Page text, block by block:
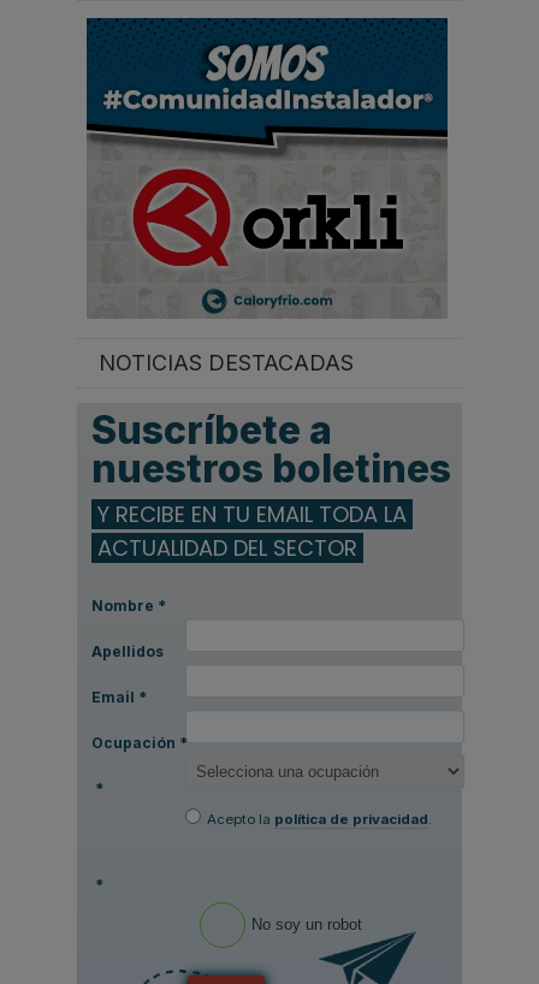
r
.
NOTICIAS DESTACADAS
Suscríbete a
nuestros boletines
Y RECIBE EN TU EMAIL TODA LA
ACTUALIDAD DEL SECTOR
Nombre *
Apellidos
Email *
Ocupación *
*
Acepto la política de privacidad.
*
No soy un robot